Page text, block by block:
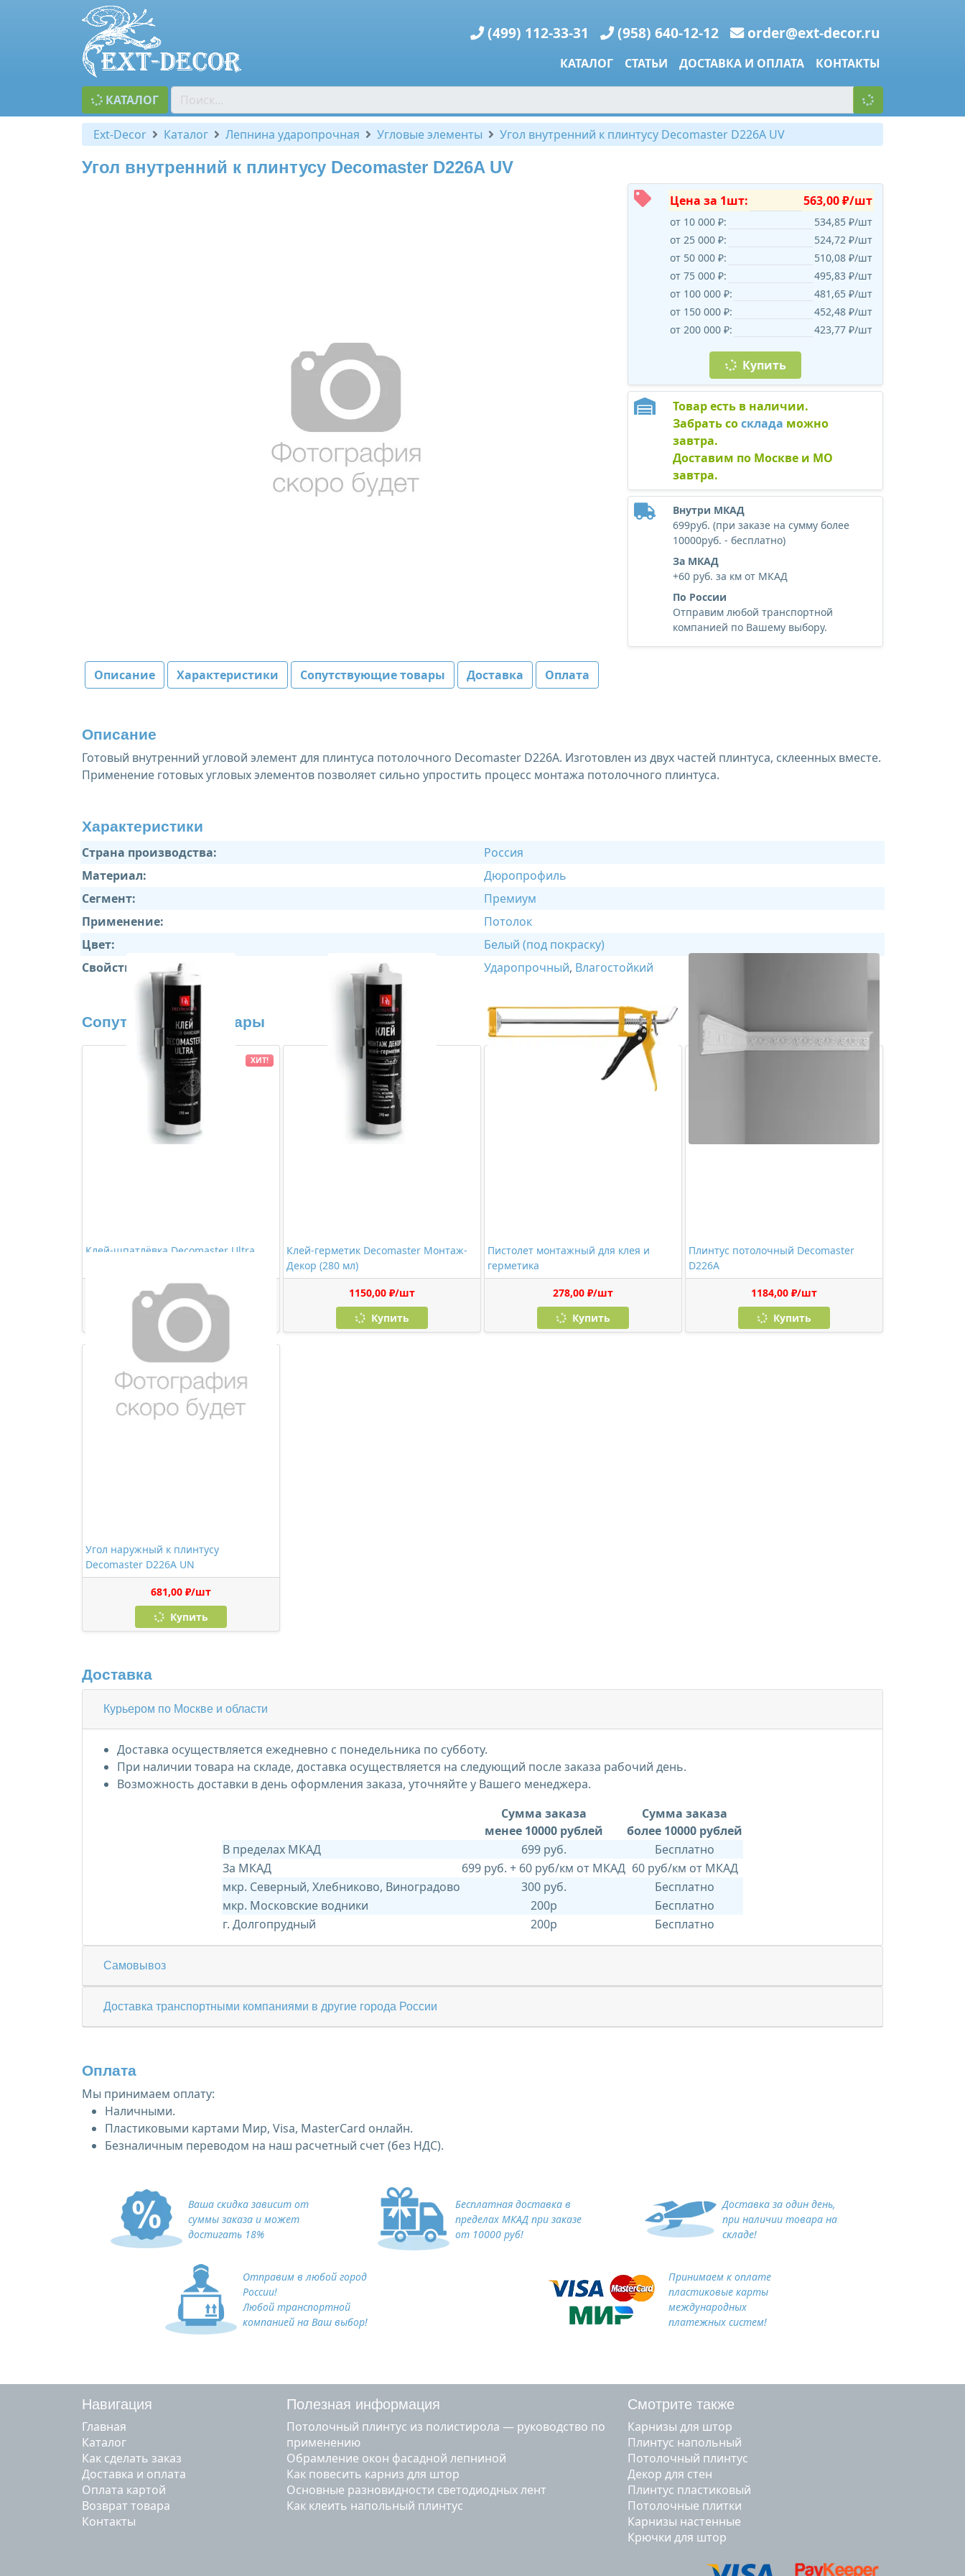
(499) 112-33-31 (958) 640-12-12 order@ext-decor.ru
КАТАЛОГ СТАТЬИ ДОСТАВКА И ОПЛАТА КОНТАКТЫ
КАТАЛОГ
Ext-Decor Каталог Лепнина ударопрочная Угловые элементы Угол внутренний к плинтусу Decomaster D226A UV
Угол внутренний к плинтусу Decomaster D226A UV
Цена за 1шт: 563,00 ₽/шт
от 10 000 ₽:
534,85 ₽/шт
от 25 000 ₽:
524,72 ₽/шт
от 50 000 ₽:
510,08 ₽/шт
от 75 000 ₽:
495,83 ₽/шт
от 100 000 ₽:
481,65 ₽/шт
от 150 000 ₽:
452,48 ₽/шт
от 200 000 ₽:
423,77 ₽/шт
Купить
Товар есть в наличии.
Забрать сосклада можно
завтра.
Доставим по Москве и МО
завтра.
Внутри МКАД
699руб. (при заказе на сумму более
10000руб. - бесплатно)
За МКАД
+60 руб. за км от МКАД
По России
Отправим любой транспортной
компанией по Вашему выбору.
Описание Характеристики Сопутствующие товары Доставка Оплата
Описание
Готовый внутренний угловой элемент для плинтуса потолочного Decomaster D226A. Изготовлен из двух частей плинтуса, склеенных вместе.
Применение готовых угловых элементов позволяет сильно упростить процесс монтажа потолочного плинтуса.
Характеристики
Страна производства:
Россия
Материал:
Дюропрофиль
Сегмент:
Премиум
Применение:
Потолок
Цвет:
Белый (под покраску)
Свойства:
Ударопрочный, Влагостойкий
Сопутствующие товары
Клей-шпатлёвка Decomaster Ultra
473,00 ₽/шт
Купить
ХИТ!
Клей-герметик Decomaster Монтаж-
Декор (280 мл)
1150,00 ₽/шт
Купить
Пистолет монтажный для клея и
герметика
278,00 ₽/шт
Купить
Плинтус потолочный Decomaster
D226A
1184,00 ₽/шт
Купить
Угол наружный к плинтусу
Decomaster D226A UN
681,00 ₽/шт
Купить
Доставка
Курьером по Москве и области
Доставка осуществляется ежедневно с понедельника по субботу.
При наличии товара на складе, доставка осуществляется на следующий после заказа рабочий день.
Возможность доставки в день оформления заказа, уточняйте у Вашего менеджера.
Сумма заказа
менее 10000 рублей
Сумма заказа
более 10000 рублей
В пределах МКАД
699 руб.
Бесплатно
За МКАД
699 руб. + 60 руб/км от МКАД 60 руб/км от МКАД
мкр. Северный, Хлебниково, Виноградово
300 руб.
Бесплатно
мкр. Московские водники
200р
Бесплатно
г. Долгопрудный
200р Бесплатно
Самовывоз
Доставка транспортными компаниями в другие города России
Оплата
Мы принимаем оплату:
Наличными.
Пластиковыми картами Мир, Visa, MasterCard онлайн.
Безналичным переводом на наш расчетный счет (без НДС).
Ваша скидка зависит от
суммы заказа и может
достигать 18%
Бесплатная доставка в
пределах МКАД при заказе
от 10000 руб!
Доставка за один день,
при наличии товара на
складе!
Отправим в любой город
России!
Любой транспортной
компанией на Ваш выбор!
Принимаем к оплате
пластиковые карты
международных
платежных систем!
Навигация
Главная
Каталог
Как сделать заказ
Доставка и оплата
Оплата картой
Возврат товара
Контакты
Полезная информация
Потолочный плинтус из полистирола — руководство по
применению
Обрамление окон фасадной лепниной
Как повесить карниз для штор
Основные разновидности светодиодных лент
Как клеить напольный плинтус
Смотрите также
карнизы для штор
плинтус напольный
потолочный плинтус
декор для стен
плинтус пластиковый
потолочные плитки
карнизы настенные
крючки для штор